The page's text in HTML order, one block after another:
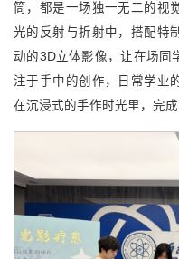
筒，都是一场独一无二的视
光的反射与折射中，搭配特
动的3D立体影像，让在场同
注于手中的创作，日常学业
在沉浸式的手作时光里，完